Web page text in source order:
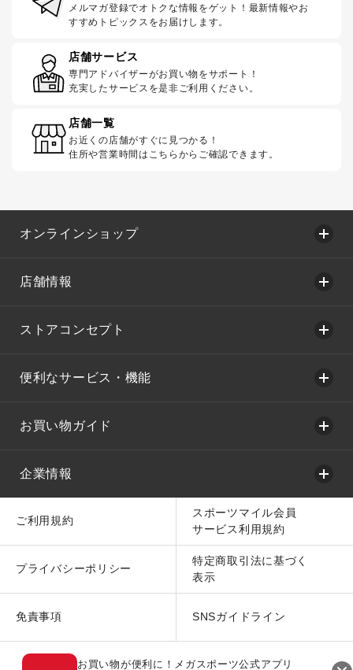
メルマガ登録でオトクな情報をゲット！最新情報やお
すすめトピックスをお届けします。
店舗サービス
専門アドバイザーがお買い物をサポート！
充実したサービスを是非ご利用ください。
店舗一覧
お近くの店舗がすぐに見つかる！
住所や営業時間はこちらからご確認できます。
オンラインショップ
店舗情報
ストアコンセプト
便利なサービス・機能
お買い物ガイド
企業情報
ご利用規約
スポーツマイル会員
サービス利用規約
プライバシーポリシー
特定商取引法に基づく
表示
免責事項 SNSガイドライン
お買い物が便利に！メガスポーツ公式アプリ